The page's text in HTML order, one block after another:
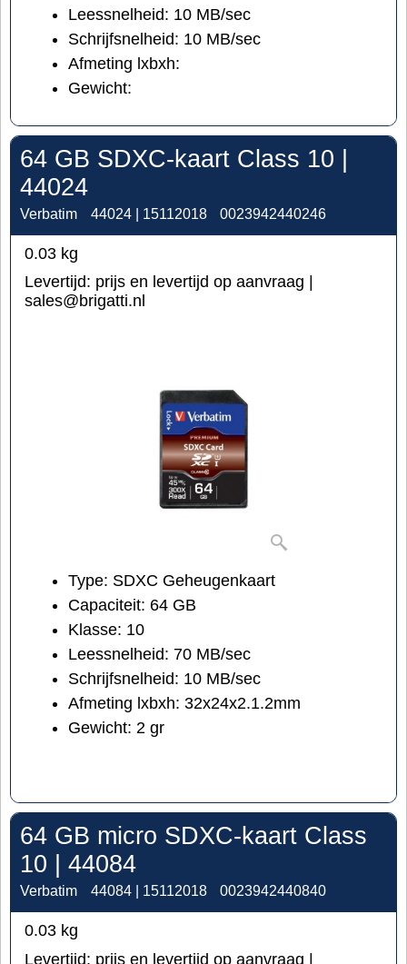
Leessnelheid: 10 MB/sec
Schrijfsnelheid: 10 MB/sec
Afmeting lxbxh:
Gewicht:
64 GB SDXC-kaart Class 10 |
44024
Verbatim 44024 | 15112018 0023942440246
0.03 kg
Levertijd: prijs en levertijd op aanvraag |
sales@brigatti.nl
Type: SDXC Geheugenkaart
Capaciteit: 64 GB
Klasse: 10
Leessnelheid: 70 MB/sec
Schrijfsnelheid: 10 MB/sec
Afmeting lxbxh: 32x24x2.1.2mm
Gewicht: 2 gr
64 GB micro SDXC-kaart Class
10 | 44084
Verbatim 44084 | 15112018 0023942440840
0.03 kg
Levertijd: prijs en levertijd op aanvraag |